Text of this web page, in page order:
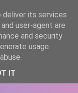
its services
user-agent are
and security
usage
IT